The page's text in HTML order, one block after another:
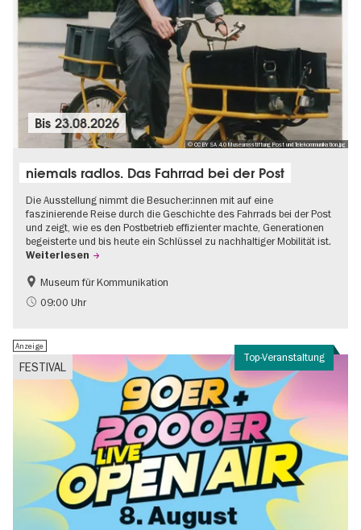
© CC BY SA 4.0 Museumsstiftung Post und Telekommunikation.jpg
Bis23.08.2026
niemals radlos. Das Fahrrad bei der Post
Die Ausstellung nimmt die Besucher:innen mit auf eine
faszinierende Reise durch die Geschichte des Fahrrads bei der Post
und zeigt, wie es den Postbetrieb effizienter machte, Generationen
begeisterte und bis heute ein Schlüssel zu nachhaltiger Mobilität ist.
Weiterlesen
Geschichte
Nachhaltigkeit
Museum für Kommunikation
09:00 Uhr
Top-Veranstaltung
FESTIVAL
Anzeige